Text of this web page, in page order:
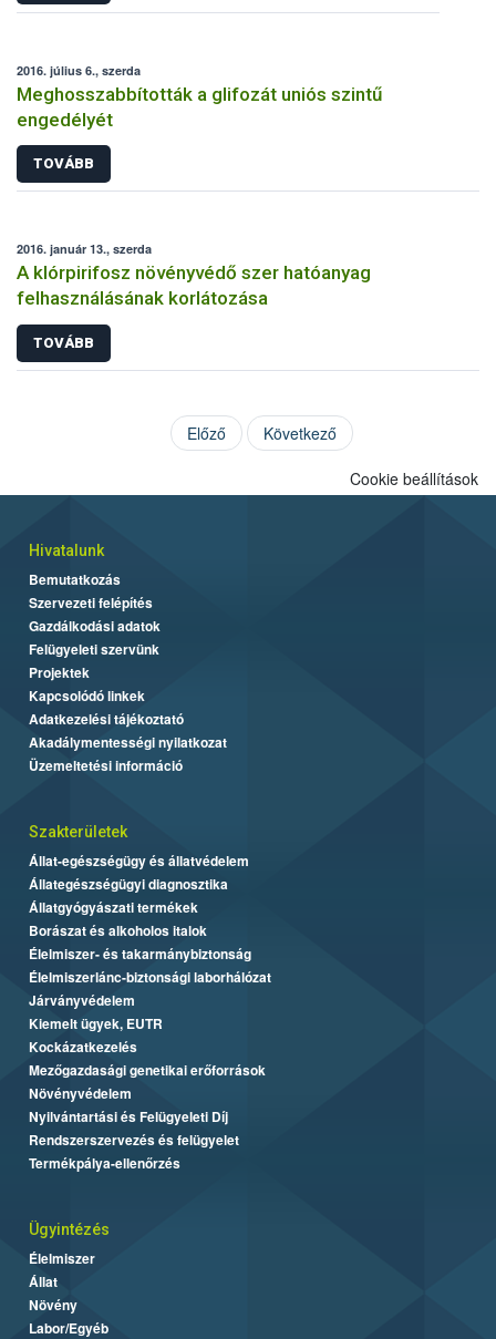
2016. július 6., szerda
Meghosszabbították a glifozát uniós szintű
engedélyét
TOVÁBB
2016. január 13., szerda
A klórpirifosz növényvédő szer hatóanyag
felhasználásának korlátozása
TOVÁBB
Előző Következő
Cookie beállítások
Hivatalunk
Bemutatkozás
Szervezeti felépítés
Gazdálkodási adatok
Felügyeleti szervünk
Projektek
Kapcsolódó linkek
Adatkezelési tájékoztató
Akadálymentességi nyilatkozat
Üzemeltetési információ
Szakterületek
Állat-egészségügy és állatvédelem
Állategészségügyi diagnosztika
Állatgyógyászati termékek
Borászat és alkoholos italok
Élelmiszer- és takarmánybiztonság
Élelmiszerlánc-biztonsági laborhálózat
Járványvédelem
Kiemelt ügyek, EUTR
Kockázatkezelés
Mezőgazdasági genetikai erőforrások
Növényvédelem
Nyilvántartási és Felügyeleti Díj
Rendszerszervezés és felügyelet
Termékpálya-ellenőrzés
Ügyintézés
Élelmiszer
Állat
Növény
Labor/Egyéb